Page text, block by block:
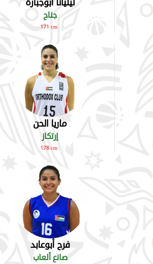
جناح
171 cm
ماريا الحن
إرتكاز
178 cm
فرح أبوعابد
صانع ألعاب